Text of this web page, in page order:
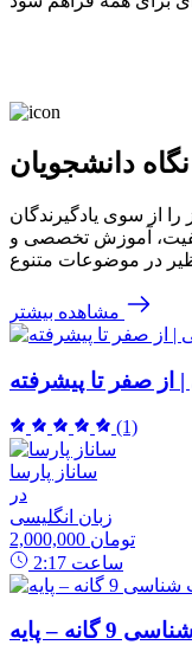
دانشجویان
را از سوی یادگیرندگان
آموزش تخصصی و
مشاهده بیشتر
صفر تا پیشرفته
(1)
ساناز پارسا
در
زبان انگلیسی
2,000,000 تومان
2:17 ساعت
– پایه